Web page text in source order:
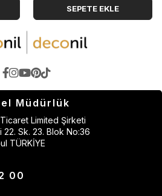
SEPETE EKLE
Müdürlük
Limited Şirketi
Sk. 23. Blok No:36
TÜRKİYE
00